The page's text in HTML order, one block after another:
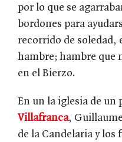
por lo que se
bordones para
recorrido de soledad,
hambre; hambre que
en el Bierzo.
En un la iglesia de un
Villafranca,
de la Candelaria y los